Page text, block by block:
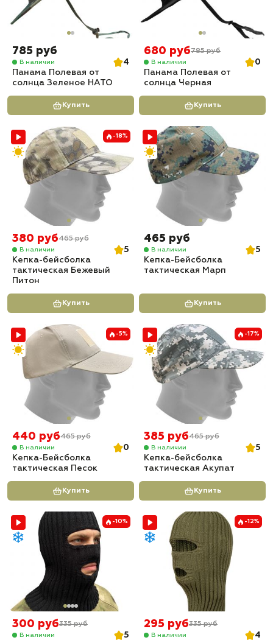
785 руб
В наличии
4
Панама Полевая от
солнца Зеленое НАТО
Купить
680 руб785 руб
В наличии
0
Панама Полевая от
солнца Черная
Купить
-18%
380 руб465 руб
В наличии
5
Кепка-бейсболка
тактическая Бежевый
Питон
Купить
465 руб
В наличии
5
Кепка-Бейсболка
тактическая Марп
Купить
-5%
440 руб465 руб
В наличии
0
Кепка-Бейсболка
тактическая Песок
Купить
-17%
385 руб465 руб
В наличии
5
Кепка-бейсболка
тактическая Акупат
Купить
-10%
300 руб335 руб
В наличии
5
-12%
295 руб335 руб
В наличии
4